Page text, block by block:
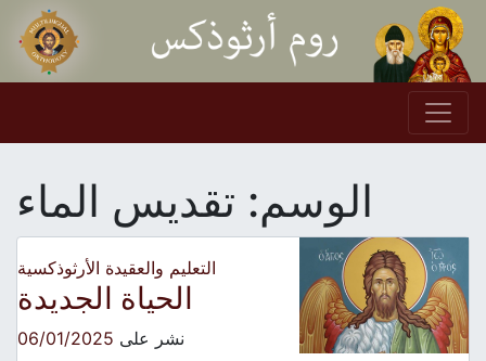
Skip to content
Main Navigation
الوسم:تقديس الماء
التعليم والعقيدة الأرثوذكسية
الحياة الجديدة
نشر على06/01/2025